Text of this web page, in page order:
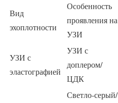
Вид
эхоплотности
Особенность
проявления на
УЗИ
УЗИ с
эластографией
УЗИ с
доплером/
ЦДК
Светло-серый/